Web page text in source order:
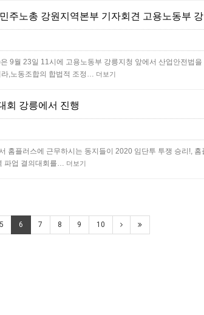
9월 23일 11시에 고용노동부 강릉지청 앞에서 산업안전법
,노동조합의 합법적 조정… 더보기
회 강릉에서 진행
홈플러스에 근무하시는 동지들이 2020 임단투 투쟁 승리!, 홈
파업 결의대회를… 더보기
5 6 7 8 9 10